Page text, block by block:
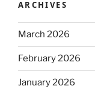
ARCHIVES
March 2026
February 2026
January 2026